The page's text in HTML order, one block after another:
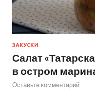
ЗАКУСКИ
Салат
в остром
Оставьте комментарий